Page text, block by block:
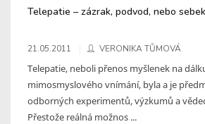
Telepatie – zázrak, podvod, nebo
21.05.2011 VERONIKA TŮMOVÁ
Telepatie, neboli přenos myšlenek na
mimosmyslového vnímání, byla a je
odborných experimentů, výzkumů a
Přestože reálná možnos ...